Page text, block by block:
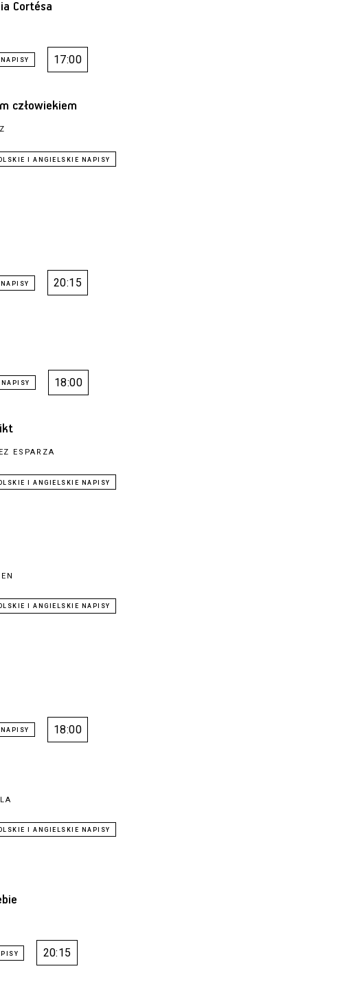
Cortésa
17:00
człowiekiem
20:15
18:00
ESPARZA
18:00
20:15